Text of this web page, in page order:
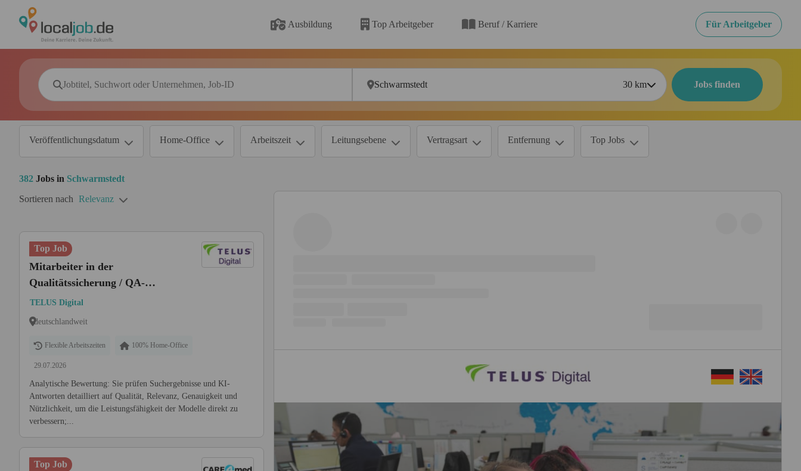
Ausbildung Top Arbeitgeber Beruf / Karriere Für Arbeitgeber
30km Jobs finden
Veröffentlichungsdatum Home-Office Arbeitszeit Leitungsebene Vertragsart Entfernung Top Jobs
382 Jobs in Schwarmstedt
Sortieren nach Relevanz
Top Job
Mitarbeiter in der
Qualitätssicherung / QA-
Bewerter (m/w/d)
TELUS Digital
deutschlandweit
Flexible Arbeitszeiten 100% Home-Office
29.07.2026
Analytische Bewertung: Sie prüfen Suchergebnisse und KI-
Antworten detailliert auf Qualität, Relevanz, Genauigkeit und
Nützlichkeit, um die Leistungsfähigkeit der Modelle direkt zu
verbessern;...
Top Job